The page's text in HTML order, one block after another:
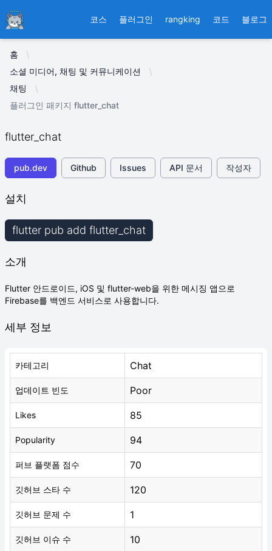
Ducafecat 코스 플러그인 rangking 코드 블로그
홈
소셜 미디어, 채팅 및 커뮤니케이션
채팅
플러그인 패키지 flutter_chat
flutter_chat
pub.dev Github Issues API 문서 작성자
설치
flutter pub add flutter_chat
소개
Flutter 안드로이드, iOS 및 flutter-web을 위한 메시징 앱으로
Firebase를 백엔드 서비스로 사용합니다.
세부 정보
카테고리 Chat
업데이트 빈도 Poor
Likes 85
Popularity 94
퍼브 플랫폼 점수 70
깃허브 스타 수 120
깃허브 문제 수 1
깃허브 이슈 수 10